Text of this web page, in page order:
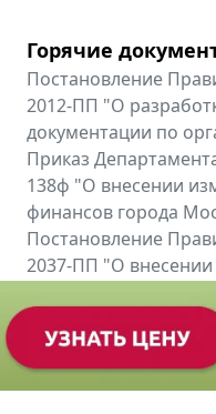
Горячие
Постановление
2012-ПП "О
документации по
Приказ
138ф "О внесении
финансов города
Постановление
2037-ПП "О
Правительства
Все региональные